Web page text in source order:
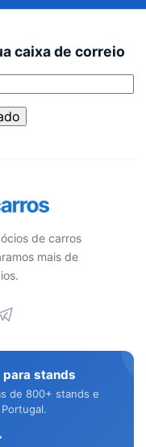
caixa de correio
de carros
mais de
para stands
de 800+ stands e